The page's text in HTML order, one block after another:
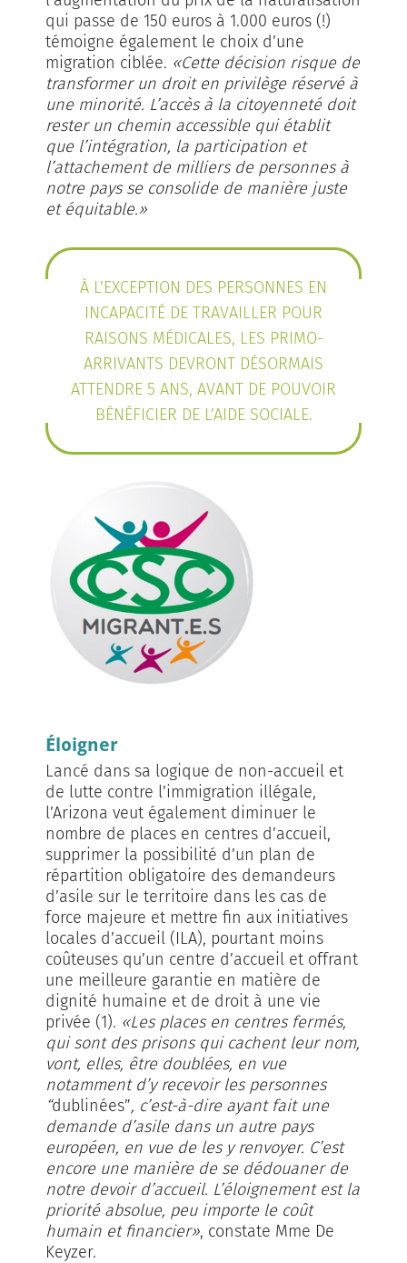
qui passe de 150 euros à 1.000 euros (!)
témoigne également le choix d’une
migration ciblée. «Cette décision risque de
transformer un droit en privilège réservé à
une minorité. L’accès à la citoyenneté doit
rester un chemin accessible qui établit
que l’intégration, la participation et
l’attachement de milliers de personnes à
notre pays se consolide de manière juste
et équitable.»
À L’EXCEPTION DES PERSONNES EN
INCAPACITÉ DE TRAVAILLER POUR
RAISONS MÉDICALES, LES PRIMO-
ARRIVANTS DEVRONT DÉSORMAIS
ATTENDRE 5 ANS, AVANT DE POUVOIR
BÉNÉFICIER DE L’AIDE SOCIALE.
Éloigner
Lancé dans sa logique de non-accueil et
de lutte contre l’immigration illégale,
l’Arizona veut également diminuer le
nombre de places en centres d’accueil,
supprimer la possibilité d’un plan de
répartition obligatoire des demandeurs
d’asile sur le territoire dans les cas de
force majeure et mettre fin aux initiati­ves
locales d’accueil (ILA), pourtant moins
coûteuses qu’un centre d’accueil et offrant
une meilleure garantie en matière de
dignité humaine et de droit à une vie
privée (1). «Les places en centres fermés,
qui sont des prisons qui cachent leur nom,
vont, elles, être doublées, en vue
notamment d’y recevoir les personnes
“dublinées”, c’est-à-dire ayant fait une
demande d’asile dans un autre pays
européen, en vue de les y renvoyer. C’est
encore une manière de se dédouaner de
notre devoir d’accueil. L’éloignement est la
priorité absolue, peu importe le coût
humain et financier», constate Mme De
Keyzer.